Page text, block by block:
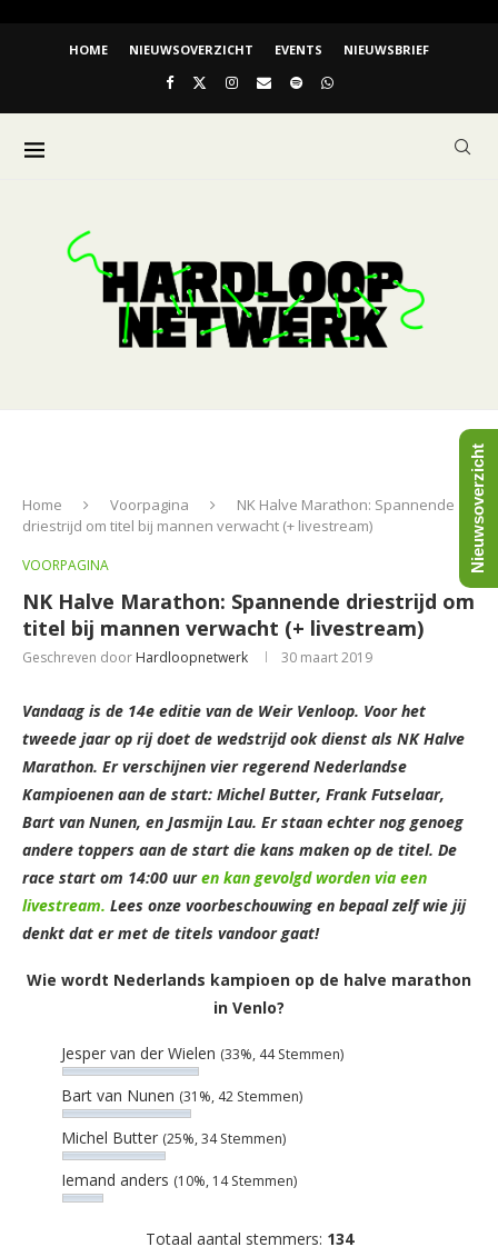
HOME NIEUWSOVERZICHT EVENTS NIEUWSBRIEF
Home Voorpagina
NK Halve Marathon: Spannende
driestrijd om titel bij mannen verwacht (+ livestream)
VOORPAGINA
NK Halve Marathon: Spannende driestrijd om
titel bij mannen verwacht (+ livestream)
Geschreven door Hardloopnetwerk 30 maart 2019
Vandaag is de 14e editie van de Weir Venloop. Voor het
tweede jaar op rij doet de wedstrijd ook dienst als NK Halve
Marathon. Er verschijnen vier regerend Nederlandse
Kampioenen aan de start: Michel Butter, Frank Futselaar,
Bart van Nunen, en Jasmijn Lau. Er staan echter nog genoeg
andere toppers aan de start die kans maken op de titel. De
race start om 14:00 uuren kan gevolgd worden via een
livestream. Lees onze voorbeschouwing en bepaal zelf wie jij
denkt dat er met de titels vandoor gaat!
Wie wordt Nederlands kampioen op de halve marathon
in Venlo?
Jesper van der Wielen (33%, 44 Stemmen)
Bart van Nunen (31%, 42 Stemmen)
Michel Butter (25%, 34 Stemmen)
Iemand anders (10%, 14 Stemmen)
Totaal aantal stemmers: 134
Nieuwsoverzicht